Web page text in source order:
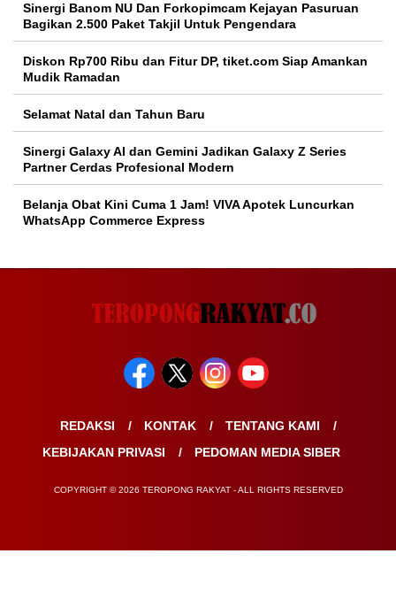
Sinergi Banom NU Dan Forkopimcam Kejayan Pasuruan
Bagikan 2.500 Paket Takjil Untuk Pengendara
Diskon Rp700 Ribu dan Fitur DP, tiket.com Siap Amankan
Mudik Ramadan
Selamat Natal dan Tahun Baru
Sinergi Galaxy AI dan Gemini Jadikan Galaxy Z Series
Partner Cerdas Profesional Modern
Belanja Obat Kini Cuma 1 Jam! VIVA Apotek Luncurkan
WhatsApp Commerce Express
REDAKSI KONTAK
TENTANG KAMI
KEBIJAKAN PRIVASI
PEDOMAN MEDIA SIBER
COPYRIGHT © 2026 TEROPONG RAKYAT - ALL RIGHTS RESERVED